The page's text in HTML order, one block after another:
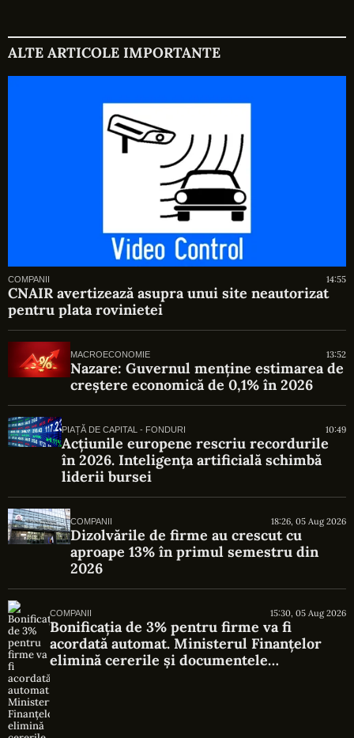
ALTE ARTICOLE IMPORTANTE
COMPANII 14:55
CNAIR avertizează asupra unui site neautorizat
pentru plata rovinietei
MACROECONOMIE 13:52
Nazare: Guvernul menține estimarea de
creștere economică de 0,1% în 2026
PIAȚĂ DE CAPITAL - FONDURI 10:49
Acțiunile europene rescriu recordurile
în 2026. Inteligența artificială schimbă
liderii bursei
COMPANII 18:26, 05 Aug 2026
Dizolvările de firme au crescut cu
aproape 13% în primul semestru din
2026
COMPANII 15:30, 05 Aug 2026
Bonificația de 3% pentru firme va fi
acordată automat. Ministerul Finanțelor
elimină cererile și documentele